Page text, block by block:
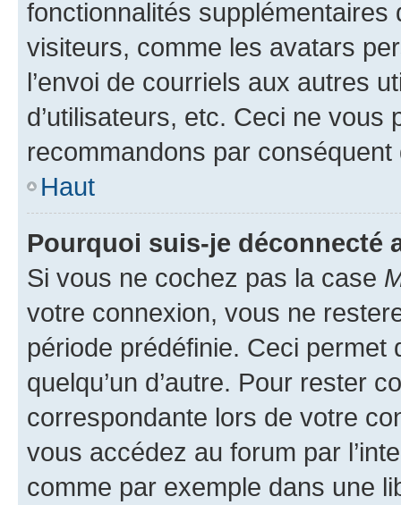
fonctionnalités
visiteurs, comme les avatars
l’envoi de courriels aux autres
d’utilisateurs, etc. Ceci ne vous
recommandons par conséquent
Haut
Pourquoi suis-je déconnecté
Si vous ne cochez pas la case
votre connexion, vous ne
période prédéfinie. Ceci permet
quelqu’un d’autre. Pour rester
correspondante lors de votre
vous accédez au forum par
comme par exemple dans une